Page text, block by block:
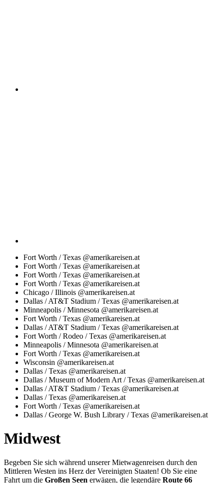
Fort Worth / Texas @amerikareisen.at
Fort Worth / Texas @amerikareisen.at
Fort Worth / Texas @amerikareisen.at
Fort Worth / Texas @amerikareisen.at
Chicago / Illinois @amerikareisen.at
Dallas / AT&T Stadium / Texas @amerikareisen.at
Minneapolis / Minnesota @amerikareisen.at
Fort Worth / Texas @amerikareisen.at
Dallas / AT&T Stadium / Texas @amerikareisen.at
Fort Worth / Rodeo / Texas @amerikareisen.at
Minneapolis / Minnesota @amerikareisen.at
Fort Worth / Texas @amerikareisen.at
Wisconsin @amerikareisen.at
Dallas / Texas @amerikareisen.at
Dallas / Museum of Modern Art / Texas @amerikareisen.at
Dallas / AT&T Stadium / Texas @amerikareisen.at
Dallas / Texas @amerikareisen.at
Fort Worth / Texas @amerikareisen.at
Dallas / George W. Bush Library / Texas @amerikareisen.at
Midwest
Begeben Sie sich während unserer Mietwagenreisen durch den
Mittleren Westen ins Herz der Vereinigten Staaten! Ob Sie eine
Fahrt um die Großen Seen erwägen, die legendäre Route 66